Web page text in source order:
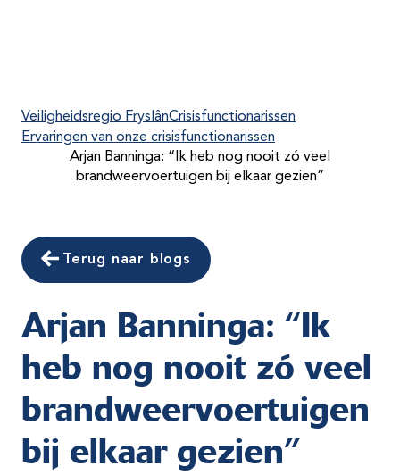
Veiligheidsregio FryslânCrisisfunctionarissen
Ervaringen van onze crisisfunctionarissen
Arjan Banninga: “Ik heb nog nooit zó veel
brandweervoertuigen bij elkaar gezien”
Terug naar blogs
Arjan Banninga: “Ik
heb nog nooit zó veel
brandweervoertuigen
bij elkaar gezien”